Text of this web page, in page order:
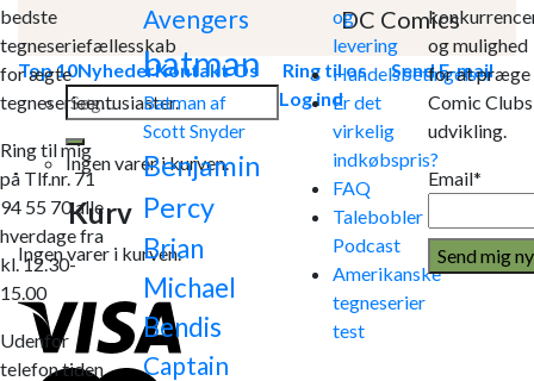
DC Comics
Top 10NyhederKontakt Os Ring til os
Send E-mail
Søg
efter:
Log ind
Ingen varer i kurven.
Kurv
Ingen varer i kurven.
bedste
tegneseriefællesskab
for ægte
tegneserieentusiaster.
Ring til mig
på Tlf.nr. 71
94 55 70 alle
hverdage fra
kl. 12.30-
15.00
Udenfor
telefon tiden
Avengers
batman
Batman af
Scott Snyder
Benjamin
Percy
Brian
Michael
Bendis
Captain
og
levering
Handelsbetingelser
Er det
virkelig
indkøbspris?
FAQ
Talebobler
Podcast
Amerikanske
tegneserier
test
og mulighed
for at præge
Comic Clubs
udvikling.
Email*